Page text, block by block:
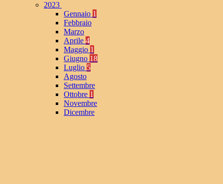
2023
Gennaio 1
Febbraio
Marzo
Aprile 4
Maggio 1
Giugno 18
Luglio 5
Agosto
Settembre
Ottobre 1
Novembre
Dicembre